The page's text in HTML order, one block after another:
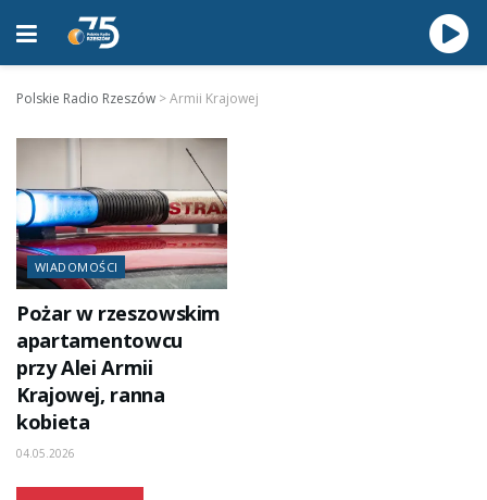
Polskie Radio Rzeszów >Armii Krajowej
WIADOMOŚCI
Pożar w rzeszowskim
apartamentowcu
przy Alei Armii
Krajowej, ranna
kobieta
04.05.2026